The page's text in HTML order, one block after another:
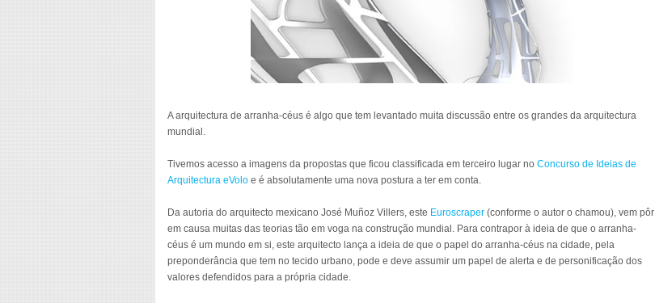
A arquitectura de arranha-céus é algo que tem levantado muita discussão entre os grandes da arquitectura
mundial.
Tivemos acesso a imagens da propostas que ficou classificada em terceiro lugar no Concurso de Ideias de
Arquitectura eVolo e é absolutamente uma nova postura a ter em conta.
Da autoria do arquitecto mexicano José Muñoz Villers, este Euroscraper (conforme o autor o chamou), vem pôr
em causa muitas das teorias tão em voga na construção mundial. Para contrapor à ideia de que o arranha-
céus é um mundo em si, este arquitecto lança a ideia de que o papel do arranha-céus na cidade, pela
preponderância que tem no tecido urbano, pode e deve assumir um papel de alerta e de personificação dos
valores defendidos para a própria cidade.